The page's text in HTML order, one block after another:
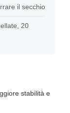
il secchio
20
stabilità e